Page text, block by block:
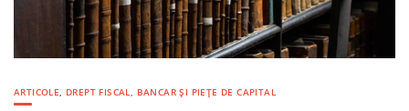
ARTICOLE, DREPT FISCAL, BANCAR ȘI PIEȚE DE CAPITAL